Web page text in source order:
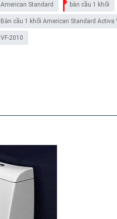
American Standard bàn cầu 1 khối
Bàn cầu 1 khối American Standard Activa
VF-2010